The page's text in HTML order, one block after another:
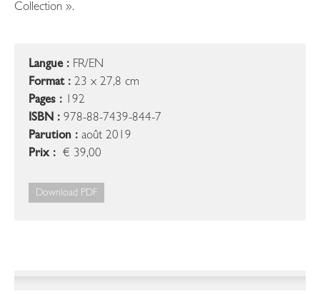
Collection ».
Langue : FR/EN
Format : 23 x 27,8 cm
Pages : 192
ISBN : 978-88-7439-844-7
Parution : août 2019
Prix : € 39,00
Download PDF